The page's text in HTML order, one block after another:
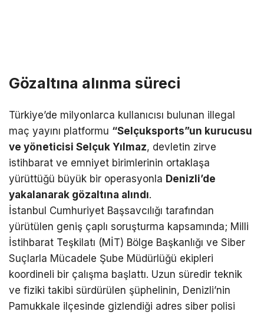
Gözaltına alınma süreci
Türkiye’de milyonlarca kullanıcısı bulunan illegal
maç yayını platformu “Selçuksports”un kurucusu
ve yöneticisi Selçuk Yılmaz, devletin zirve
istihbarat ve emniyet birimlerinin ortaklaşa
yürüttüğü büyük bir operasyonla Denizli’de
yakalanarak gözaltına alındı.
İstanbul Cumhuriyet Başsavcılığı tarafından
yürütülen geniş çaplı soruşturma kapsamında; Milli
İstihbarat Teşkilatı (MİT) Bölge Başkanlığı ve Siber
Suçlarla Mücadele Şube Müdürlüğü ekipleri
koordineli bir çalışma başlattı. Uzun süredir teknik
ve fiziki takibi sürdürülen şüphelinin, Denizli’nin
Pamukkale ilçesinde gizlendiği adres siber polisi